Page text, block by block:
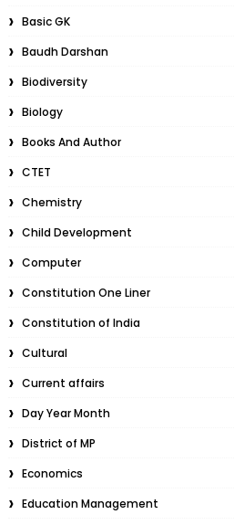
Basic GK
Baudh Darshan
Biodiversity
Biology
Books And Author
CTET
Chemistry
Child Development
Computer
Constitution One Liner
Constitution of India
Cultural
Current affairs
Day Year Month
District of MP
Economics
Education Management